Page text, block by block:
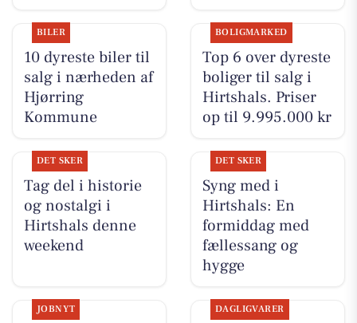
BILER
10 dyreste biler til
salg i nærheden af
Hjørring
Kommune
BOLIGMARKED
Top 6 over dyreste
boliger til salg i
Hirtshals. Priser
op til 9.995.000 kr
DET SKER
Tag del i historie
og nostalgi i
Hirtshals denne
weekend
DET SKER
Syng med i
Hirtshals: En
formiddag med
fællessang og
hygge
JOBNYT DAGLIGVARER